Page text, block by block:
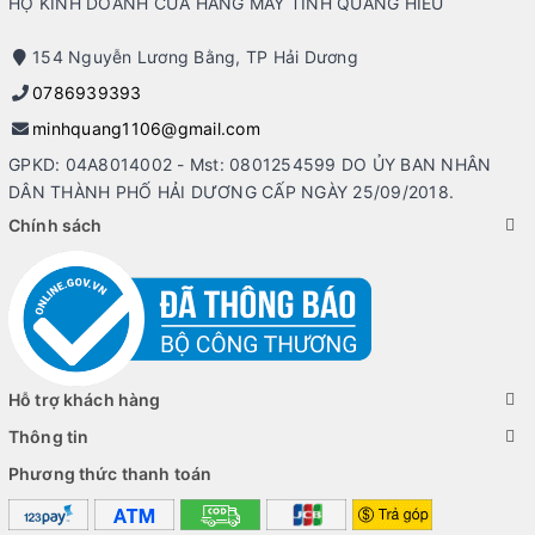
Màn hình của Latitude 7400 rất đẹp, có độ sáng khoảng 300
nit , tương phản cao và độ bao phủ dải màu cũng ở 98% sRGB.
Do đó màn hình này không chỉ đáp ứng tốt nhu cầu làm việc mà
sửa ảnh rất tốt. Kích thước màn hình là 14 inch với độ phân giải
Full HD 60Hz
154 Nguyễn Lương Bằng, TP Hải Dương
0786939393
minhquang1106@gmail.com
GPKD: 04A8014002 - Mst: 0801254599 DO ỦY BAN NHÂN
DÂN THÀNH PHỐ HẢI DƯƠNG CẤP NGÀY 25/09/2018.
Chính sách
Hỗ trợ khách hàng
Thông tin
Phương thức thanh toán